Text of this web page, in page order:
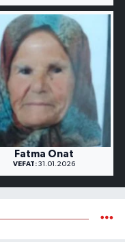
Fatma Onat
VEFAT: 31.01.2026